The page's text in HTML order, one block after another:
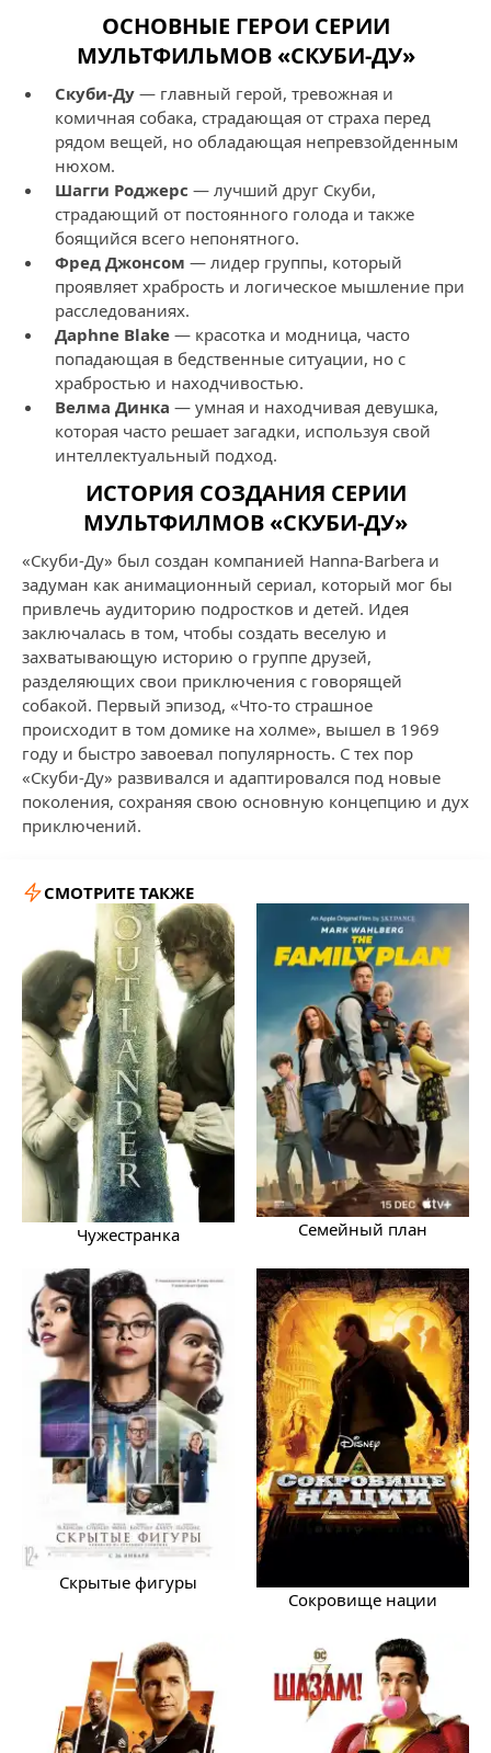
ОСНОВНЫЕ ГЕРОИ СЕРИИ
МУЛЬТФИЛЬМОВ «СКУБИ-ДУ»
Скуби-Ду — главный герой, тревожная и
комичная собака, страдающая от страха перед
рядом вещей, но обладающая непревзойденным
нюхом.
Шагги Роджерс — лучший друг Скуби,
страдающий от постоянного голода и также
боящийся всего непонятного.
Фред Джонсом — лидер группы, который
проявляет храбрость и логическое мышление при
расследованиях.
Дaphne Blake — красотка и модница, часто
попадающая в бедственные ситуации, но с
храбростью и находчивостью.
Велма Динка — умная и находчивая девушка,
которая часто решает загадки, используя свой
интеллектуальный подход.
ИСТОРИЯ СОЗДАНИЯ СЕРИИ
МУЛЬТФИЛМОВ «СКУБИ-ДУ»
«Скуби-Ду» был создан компанией Hanna-Barbera и
задуман как анимационный сериал, который мог бы
привлечь аудиторию подростков и детей. Идея
заключалась в том, чтобы создать веселую и
захватывающую историю о группе друзей,
разделяющих свои приключения с говорящей
собакой. Первый эпизод, «Что-то страшное
происходит в том домике на холме», вышел в 1969
году и быстро завоевал популярность. С тех пор
«Скуби-Ду» развивался и адаптировался под новые
поколения, сохраняя свою основную концепцию и дух
приключений.
СМОТРИТЕ ТАКЖЕ
Чужестранка Семейный план
Скрытые фигуры
Сокровище нации